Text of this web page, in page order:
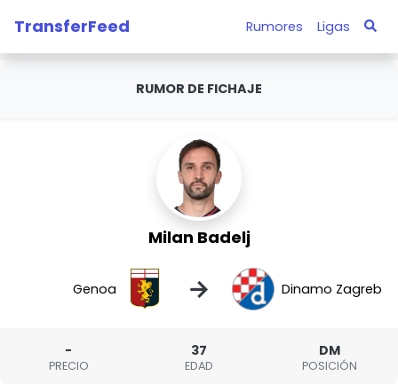
TransferFeed Rumores Ligas
RUMOR DE FICHAJE
Milan Badelj
Genoa → Dinamo Zagreb
-
PRECIO
37
EDAD
DM
POSICIÓN